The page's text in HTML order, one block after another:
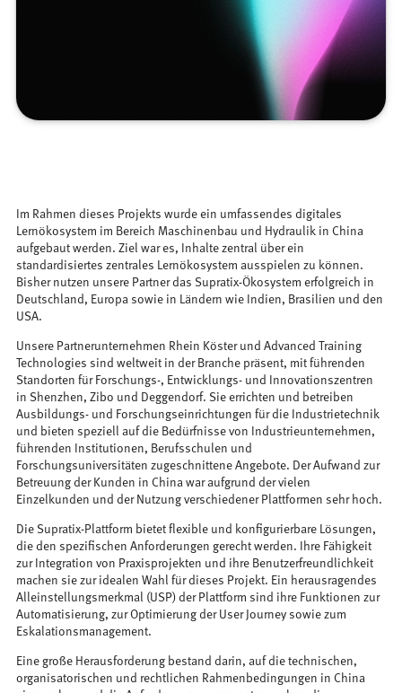
Im Rahmen dieses Projekts wurde ein umfassendes digitales
Lernökosystem im Bereich Maschinenbau und Hydraulik in China
aufgebaut werden. Ziel war es, Inhalte zentral über ein
standardisiertes zentrales Lernökosystem ausspielen zu können.
Bisher nutzen unsere Partner das Supratix-Ökosystem erfolgreich in
Deutschland, Europa sowie in Ländern wie Indien, Brasilien und den
USA.
Unsere Partnerunternehmen Rhein Köster und Advanced Training
Technologies sind weltweit in der Branche präsent, mit führenden
Standorten für Forschungs-, Entwicklungs- und Innovationszentren
in Shenzhen, Zibo und Deggendorf. Sie errichten und betreiben
Ausbildungs- und Forschungseinrichtungen für die Industrietechnik
und bieten speziell auf die Bedürfnisse von Industrieunternehmen,
führenden Institutionen, Berufsschulen und
Forschungsuniversitäten zugeschnittene Angebote. Der Aufwand zur
Betreuung der Kunden in China war aufgrund der vielen
Einzelkunden und der Nutzung verschiedener Plattformen sehr hoch.
Die Supratix-Plattform bietet flexible und konfigurierbare Lösungen,
die den spezifischen Anforderungen gerecht werden. Ihre Fähigkeit
zur Integration von Praxisprojekten und ihre Benutzerfreundlichkeit
machen sie zur idealen Wahl für dieses Projekt. Ein herausragendes
Alleinstellungsmerkmal (USP) der Plattform sind ihre Funktionen zur
Automatisierung, zur Optimierung der User Journey sowie zum
Eskalationsmanagement.
Eine große Herausforderung bestand darin, auf die technischen,
organisatorischen und rechtlichen Rahmenbedingungen in China